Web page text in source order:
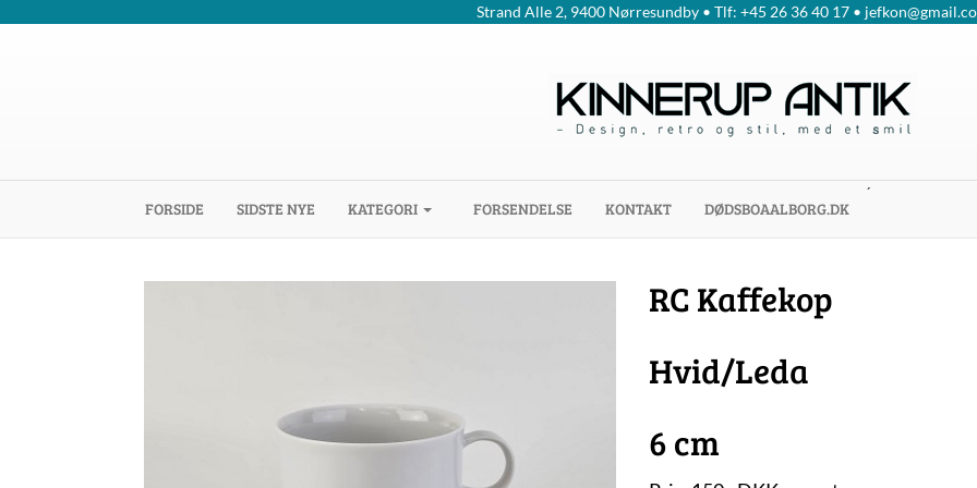
Strand Alle 2, 9400 Nørresundby • Tlf: +45 26 36 40 17 •
FORSIDE (CURRENT)
SIDSTE NYE KATEGORI FORSENDELSE KONTAKT DØDSBOAALBORG.DK
´
RC Kaffekop
Hvid/Leda
6 cm